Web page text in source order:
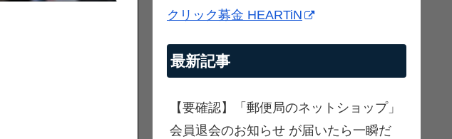
クリック募金 HEARTiN
最新記事
【要確認】「郵便局のネットショップ」
会員退会のお知らせ が届いたら一瞬だ